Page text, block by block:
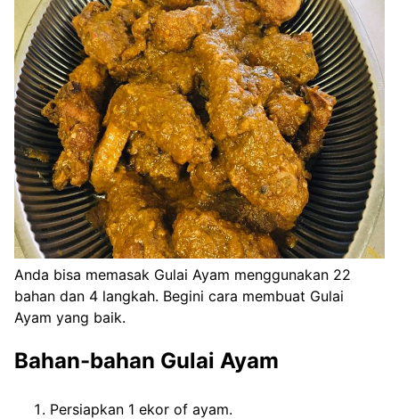
Anda bisa memasak Gulai Ayam menggunakan 22
bahan dan 4 langkah. Begini cara membuat Gulai
Ayam yang baik.
Bahan-bahan Gulai Ayam
Persiapkan 1 ekor of ayam.